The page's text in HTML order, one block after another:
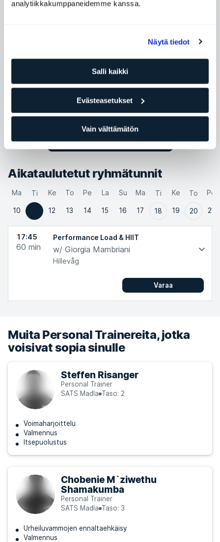
analytiikkakumppaneidemme kanssa.
Näytä tiedot
Salli kaikki
Evästeasetukset
Vain välttämätön
Maanantai
06:00 - 22:00
Lauantai
09:00 - 15:00
Ota yhteyttä Giorgia Mambriani
Aikataulutetut ryhmätunnit
Ma
10
Ti Ke
12
To
13
Pe
14
La
15
Su
16
Ma
17
Ti
18
Ke
19
To
20
Pe
21
17:45
60 min
Performance Load & HIIT
w/ Giorgia Mambriani
Hillevåg
Varaa
Muita Personal Trainereita, jotka
voisivat sopia sinulle
Steffen Risanger
Personal Trainer
SATS Madla Taso: 2
Voimaharjoittelu
Valmennus
Itsepuolustus
Chobenie M`ziwethu
Shamakumba
Personal Trainer
SATS Madla Taso: 3
Urheiluvammojen ennaltaehkäisy
Valmennus